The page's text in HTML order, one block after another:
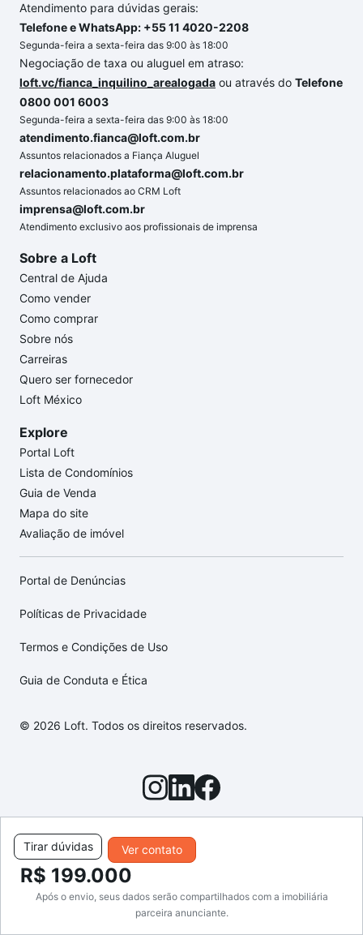
Ver contato
Tirar dúvidas
R$ 199.000
Após o envio, seus dados serão compartilhados com a imobiliária
parceira anunciante.
Atendimento para dúvidas gerais:
Telefone e WhatsApp: +55 11 4020-2208
Segunda-feira a sexta-feira das 9:00 às 18:00
Negociação de taxa ou aluguel em atraso:
loft.vc/fianca_inquilino_arealogada ou através do Telefone
0800 001 6003
Segunda-feira a sexta-feira das 9:00 às 18:00
atendimento.fianca@loft.com.br
Assuntos relacionados a Fiança Aluguel
relacionamento.plataforma@loft.com.br
Assuntos relacionados ao CRM Loft
imprensa@loft.com.br
Atendimento exclusivo aos profissionais de imprensa
Sobre a Loft
Central de Ajuda
Como vender
Como comprar
Sobre nós
Carreiras
Quero ser fornecedor
Loft México
Explore
Portal Loft
Lista de Condomínios
Guia de Venda
Mapa do site
Avaliação de imóvel
Portal de Denúncias
Políticas de Privacidade
Termos e Condições de Uso
Guia de Conduta e Ética
© 2026 Loft. Todos os direitos reservados.